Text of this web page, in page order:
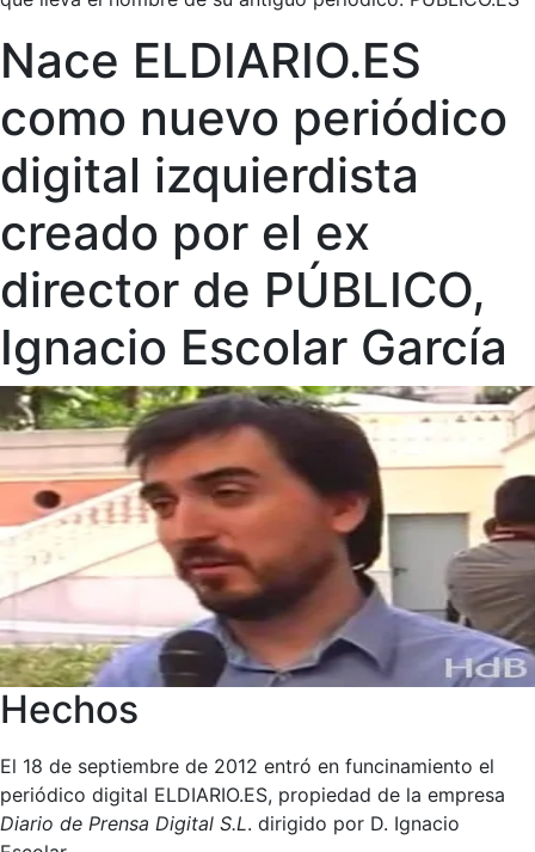
Nace ELDIARIO.ES
como nuevo periódico
digital izquierdista
creado por el ex
director de PÚBLICO,
Ignacio Escolar García
Hechos
El 18 de septiembre de 2012 entró en funcinamiento el
periódico digital ELDIARIO.ES, propiedad de la empresa
Diario de Prensa Digital S.L. dirigido por D. Ignacio